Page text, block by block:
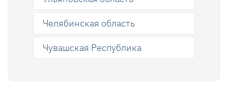
Челябинская область
Чувашская Республика